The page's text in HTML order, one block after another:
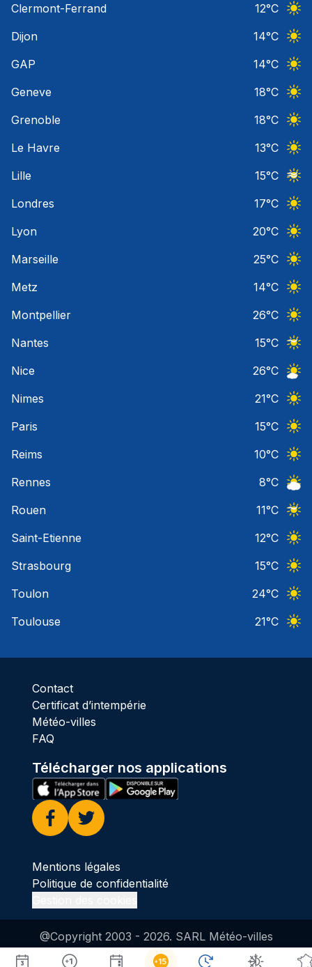
Clermont-Ferrand
12°C
Dijon
14°C
GAP
14°C
Geneve
18°C
Grenoble
18°C
Le Havre
13°C
Lille
15°C
Londres
17°C
Lyon
20°C
Marseille
25°C
Metz
14°C
Montpellier
26°C
Nantes
15°C
Nice
26°C
Nimes
21°C
Paris
15°C
Reims
10°C
Rennes
8°C
Rouen
11°C
Saint-Etienne
12°C
Strasbourg
15°C
Toulon
24°C
Toulouse
21°C
Contact
Certificat d’intempérie
Météo-villes
FAQ
Télécharger nos applications
Facebook
Twitter
Mentions légales
Politique de confidentialité
@Copyright 2003 - 2026. SARL Météo-villes
Guillaume Séchet, météorologiste, créateur du